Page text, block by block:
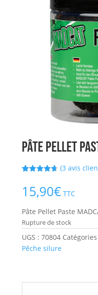
Pâte Pellet
basé sur
notations
(3 avis
15,90€ TTC
Pâte Pellet Paste
Rupture de stock
UGS : 70804
Pêche silure